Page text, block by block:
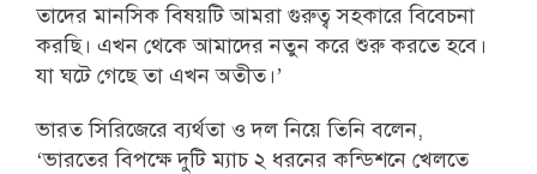
তাদের মানসিক বিষয়টি আমরা গুরুত্ব সহকারে বিবেচনা
করছি। এখন থেকে আমাদের নতুন করে শুরু করতে হবে।
যা ঘটে গেছে তা এখন অতীত।’
ভারত সিরিজেরে ব্যর্থতা ও দল নিয়ে তিনি বলেন,
‘ভারতের বিপক্ষে দুটি ম্যাচ ২ ধরনের কন্ডিশনে খেলতে